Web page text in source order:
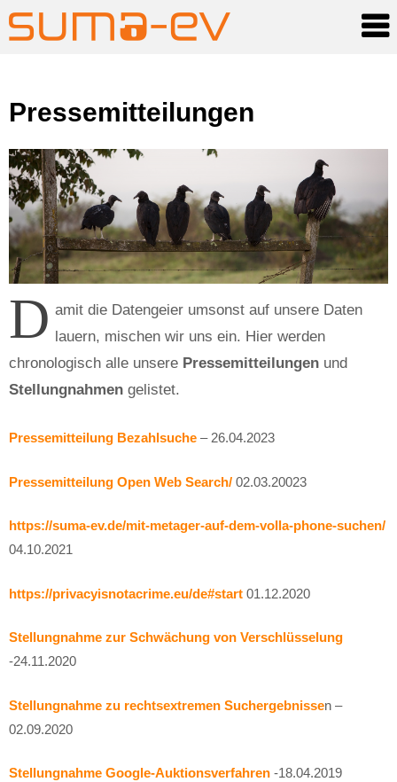
to
Pressemitteilungen
D amit die Datengeier umsonst auf unsere Daten
lauern, mischen wir uns ein. Hier werden
chronologisch alle unsere Pressemitteilungen und
Stellungnahmen gelistet.
Pressemitteilung Bezahlsuche – 26.04.2023
Pressemitteilung Open Web Search/ 02.03.20023
https://suma-ev.de/mit-metager-auf-dem-volla-phone-suchen/
04.10.2021
https://privacyisnotacrime.eu/de#start 01.12.2020
Stellungnahme zur Schwächung von Verschlüsselung
-24.11.2020
Stellungnahme zu rechtsextremen Suchergebnissen –
02.09.2020
Stellungnahme Google-Auktionsverfahren -18.04.2019